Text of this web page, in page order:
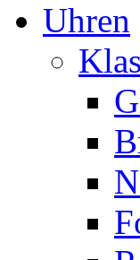
Uhren